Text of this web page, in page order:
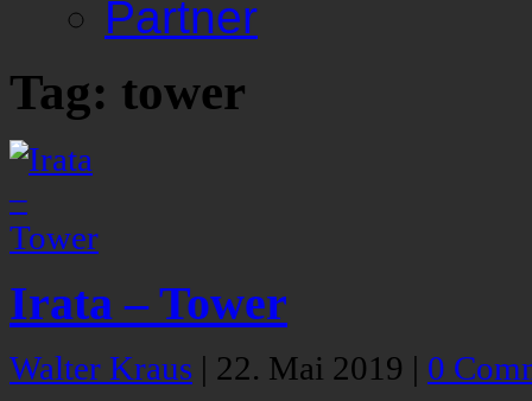
Partner
Tag: tower
Irata – Tower
Walter Kraus | 22. Mai 2019 | 0